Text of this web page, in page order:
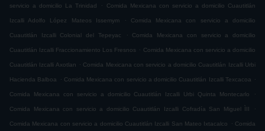
servicio a domicilio La Trinidad . Comida Mexicana con servicio a domicilio Cuautitlán
Izcalli Adolfo López Mateos Issemym . Comida Mexicana con servicio a domicilio
Cuautitlán Izcalli Colonial del Tepeyac . Comida Mexicana con servicio a domicilio
Cuautitlán Izcalli Fraccionamiento Los Fresnos . Comida Mexicana con servicio a domicilio
Cuautitlán Izcalli Axotlan . Comida Mexicana con servicio a domicilio Cuautitlán Izcalli Urbi
Hacienda Balboa . Comida Mexicana con servicio a domicilio Cuautitlán Izcalli Texcacoa .
Comida Mexicana con servicio a domicilio Cuautitlán Izcalli Urbi Quinta Montecarlo .
Comida Mexicana con servicio a domicilio Cuautitlán Izcalli Cofradía San Miguel ÌII .
Comida Mexicana con servicio a domicilio Cuautitlán Izcalli San Mateo Ixtacalco . Comida